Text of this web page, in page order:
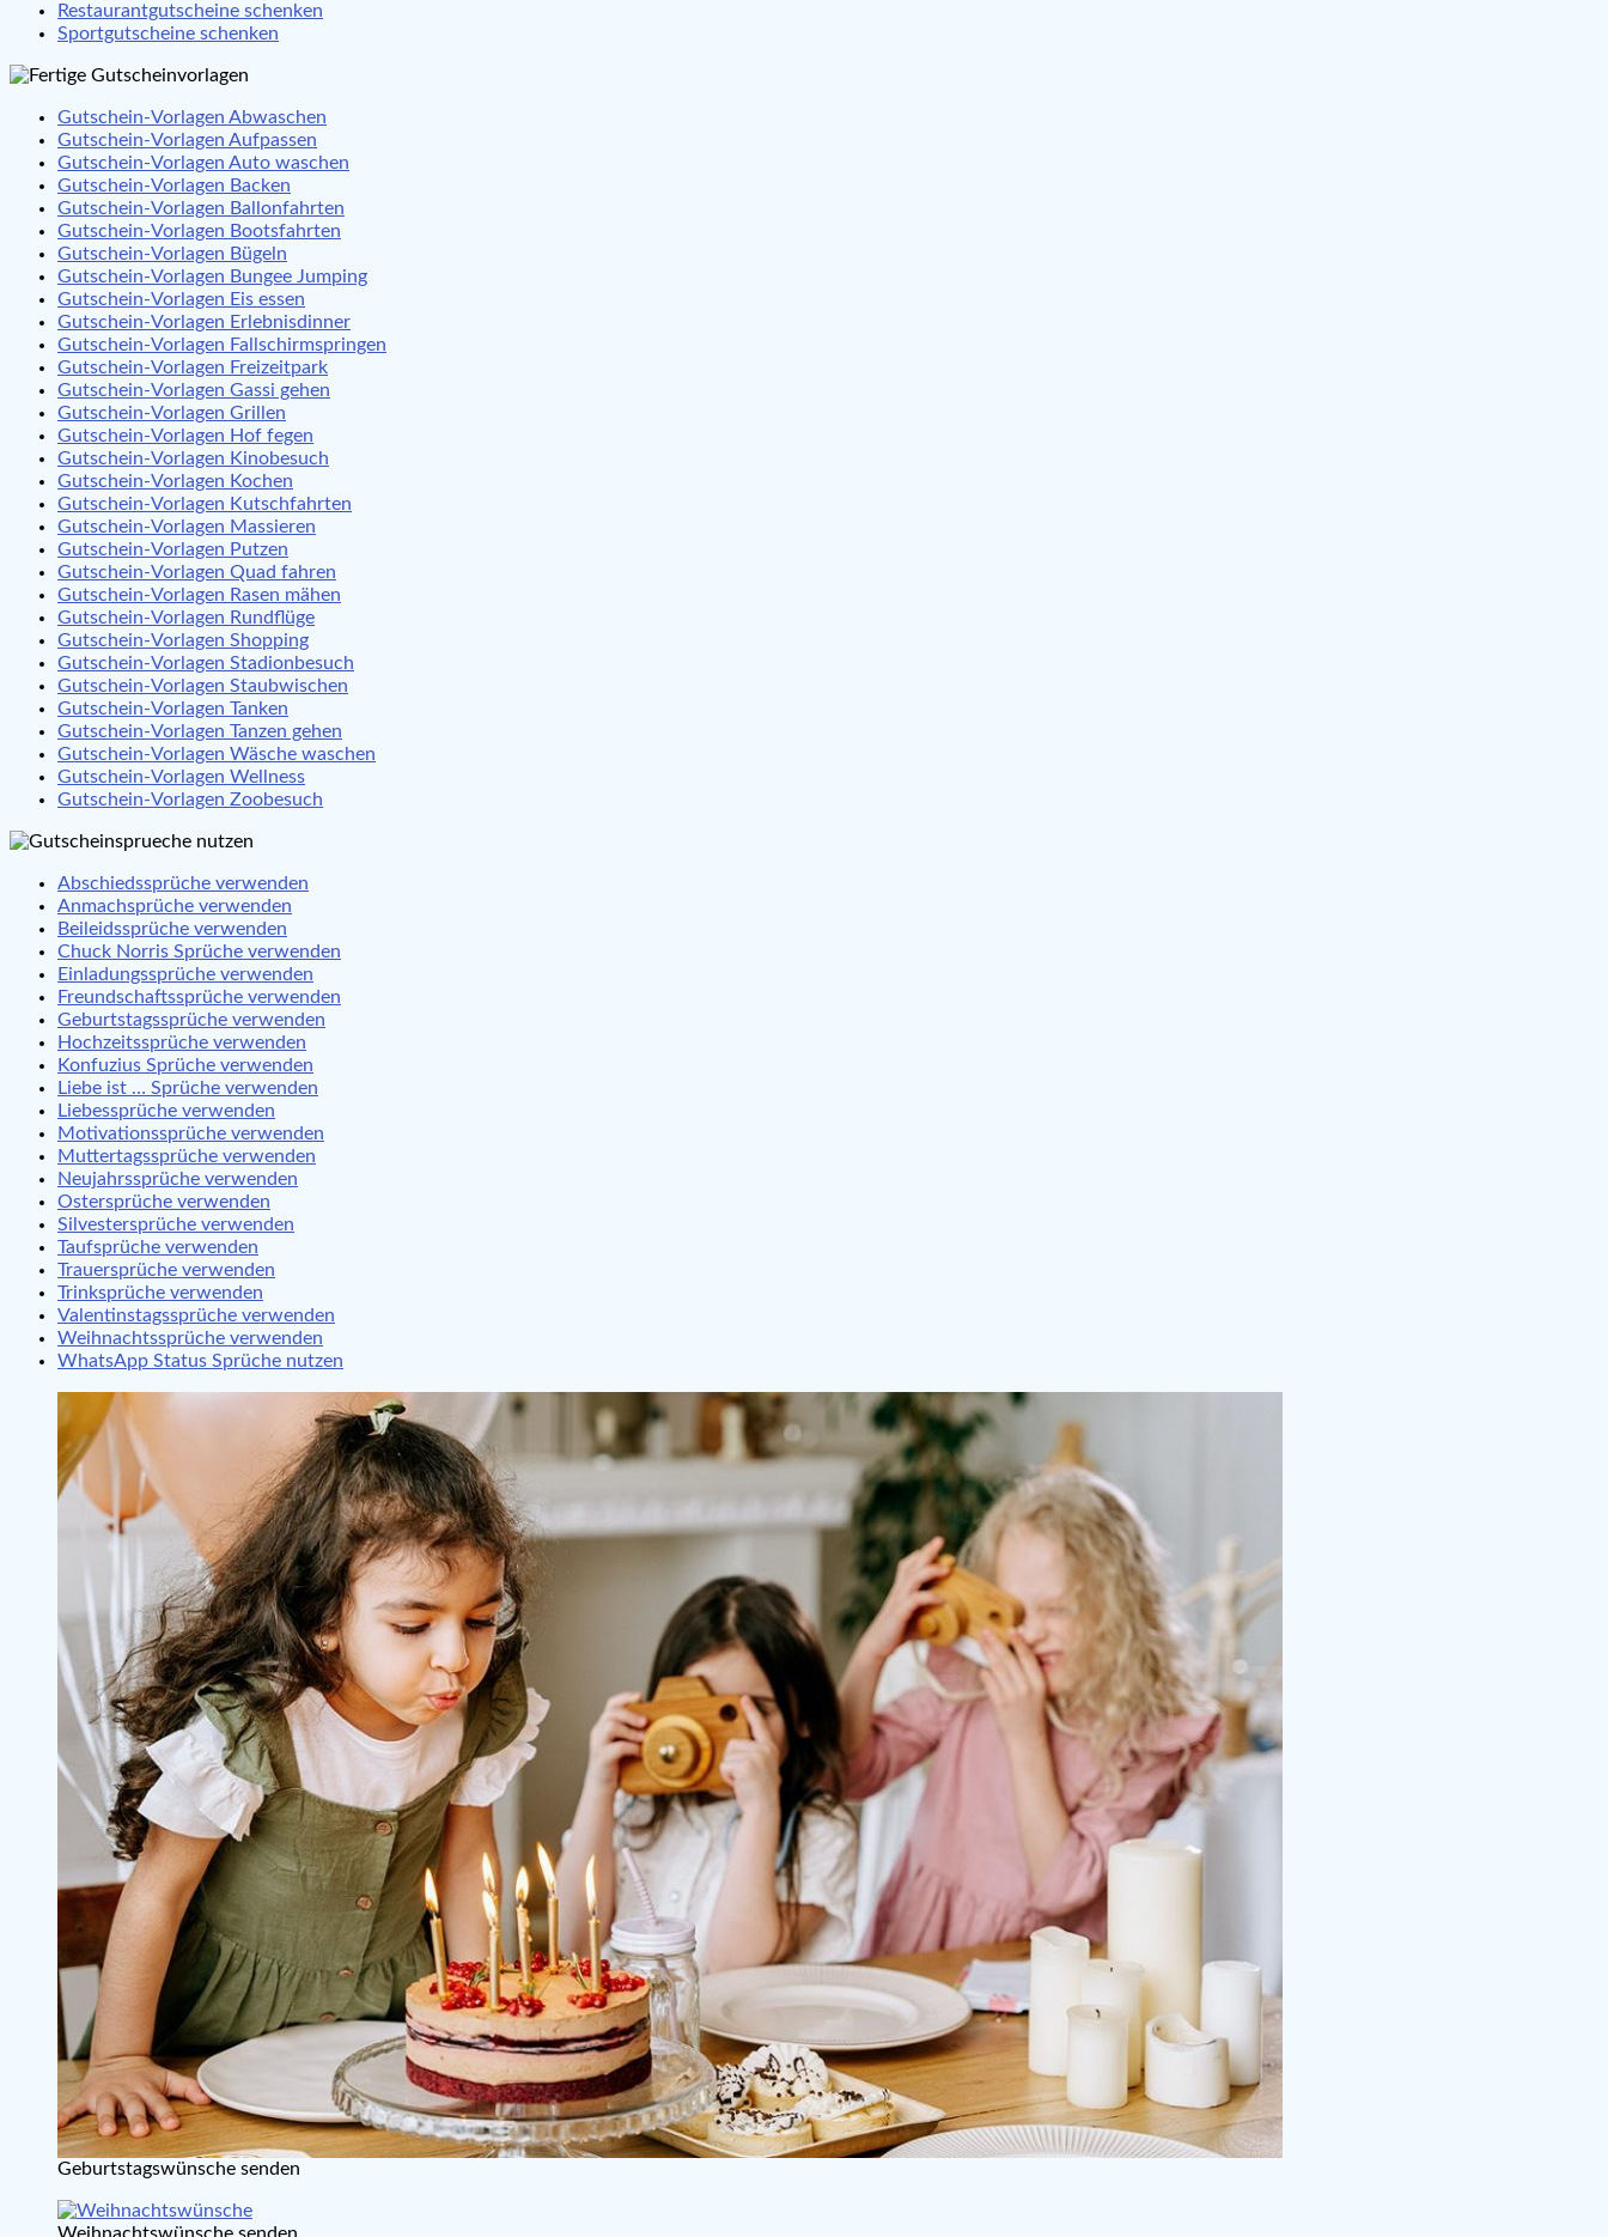
Restaurantgutscheine schenken
Sportgutscheine schenken
Gutschein-Vorlagen Abwaschen
Gutschein-Vorlagen Aufpassen
Gutschein-Vorlagen Auto waschen
Gutschein-Vorlagen Backen
Gutschein-Vorlagen Ballonfahrten
Gutschein-Vorlagen Bootsfahrten
Gutschein-Vorlagen Bügeln
Gutschein-Vorlagen Bungee Jumping
Gutschein-Vorlagen Eis essen
Gutschein-Vorlagen Erlebnisdinner
Gutschein-Vorlagen Fallschirmspringen
Gutschein-Vorlagen Freizeitpark
Gutschein-Vorlagen Gassi gehen
Gutschein-Vorlagen Grillen
Gutschein-Vorlagen Hof fegen
Gutschein-Vorlagen Kinobesuch
Gutschein-Vorlagen Kochen
Gutschein-Vorlagen Kutschfahrten
Gutschein-Vorlagen Massieren
Gutschein-Vorlagen Putzen
Gutschein-Vorlagen Quad fahren
Gutschein-Vorlagen Rasen mähen
Gutschein-Vorlagen Rundflüge
Gutschein-Vorlagen Shopping
Gutschein-Vorlagen Stadionbesuch
Gutschein-Vorlagen Staubwischen
Gutschein-Vorlagen Tanken
Gutschein-Vorlagen Tanzen gehen
Gutschein-Vorlagen Wäsche waschen
Gutschein-Vorlagen Wellness
Gutschein-Vorlagen Zoobesuch
Abschiedssprüche verwenden
Anmachsprüche verwenden
Beileidssprüche verwenden
Chuck Norris Sprüche verwenden
Einladungssprüche verwenden
Freundschaftssprüche verwenden
Geburtstagssprüche verwenden
Hochzeitssprüche verwenden
Konfuzius Sprüche verwenden
Liebe ist … Sprüche verwenden
Liebessprüche verwenden
Motivationssprüche verwenden
Muttertagssprüche verwenden
Neujahrssprüche verwenden
Ostersprüche verwenden
Silvestersprüche verwenden
Taufsprüche verwenden
Trauersprüche verwenden
Trinksprüche verwenden
Valentinstagssprüche verwenden
Weihnachtssprüche verwenden
WhatsApp Status Sprüche nutzen
Geburtstagswünsche senden